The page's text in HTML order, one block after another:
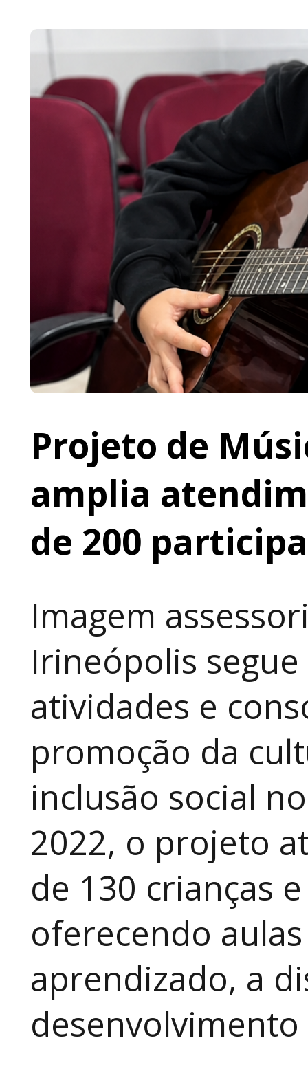
Projeto de
amplia
de 200
Imagem
Irineópolis
atividades e
promoção da
inclusão social
2022, o projeto
de 130 crianças
oferecendo
aprendizado, a